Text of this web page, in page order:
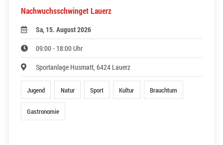
Nachwuchsschwinget Lauerz
Sa, 15. August 2026
09:00 - 18:00 Uhr
Sportanlage Husmatt, 6424 Lauerz
Jugend Natur Sport Kultur Brauchtum
Gastronomie